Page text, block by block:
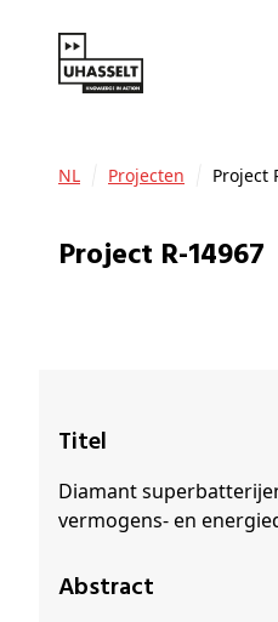
NL Projecten Project
Project R-14967
Titel
Diamant
vermogens- en
Abstract